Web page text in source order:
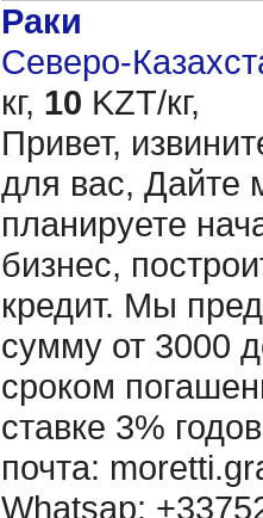
Раки
Северо-
кг, 10 KZT/кг,
Привет,
для вас, Дайте
планируете
бизнес,
кредит. Мы
сумму от 3000
сроком
ставке 3%
почта:
Whatsap: